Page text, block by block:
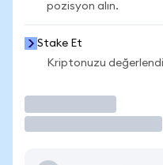
pozisyon alın.
Stake Et
Kriptonuzu